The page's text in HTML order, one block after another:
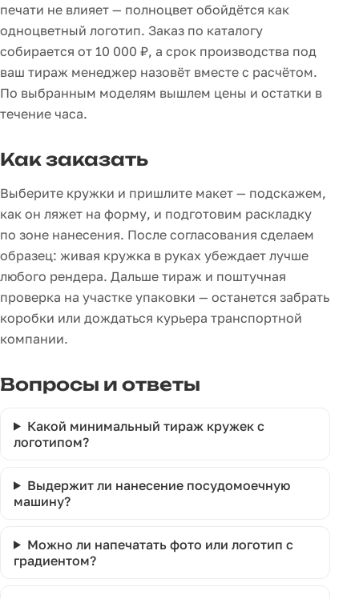
печати не влияет — полноцвет обойдётся как
одноцветный логотип. Заказ по каталогу
собирается от 10 000 ₽, а срок производства под
ваш тираж менеджер назовёт вместе с расчётом.
По выбранным моделям вышлем цены и остатки в
течение часа.
Как заказать
Выберите кружки и пришлите макет — подскажем,
как он ляжет на форму, и подготовим раскладку
по зоне нанесения. После согласования сделаем
образец: живая кружка в руках убеждает лучше
любого рендера. Дальше тираж и поштучная
проверка на участке упаковки — останется забрать
коробки или дождаться курьера транспортной
компании.
Вопросы и ответы
Какой минимальный тираж кружек с
логотипом?
Выдержит ли нанесение посудомоечную
машину?
Можно ли напечатать фото или логотип с
градиентом?